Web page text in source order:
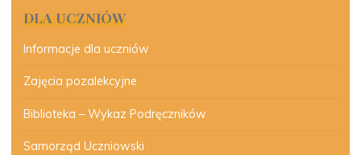
DLA UCZNIÓW
Informacje dla uczniów
Zajęcia pozalekcyjne
Biblioteka – Wykaz Podręczników
Samorząd Uczniowski